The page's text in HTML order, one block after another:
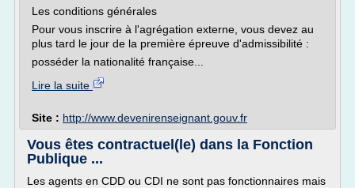
Les conditions générales
Pour vous inscrire à l'agrégation externe, vous devez au
plus tard le jour de la première épreuve d'admissibilité :
posséder la nationalité française...
Lire la suite
Site : http://www.devenirenseignant.gouv.fr
Vous êtes contractuel(le) dans la Fonction
Publique ...
Les agents en CDD ou CDI ne sont pas fonctionnaires mais